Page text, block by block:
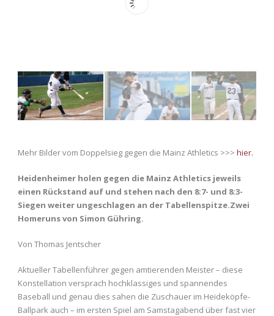
Mehr Bilder vom Doppelsieg gegen die Mainz Athletics >>> hier.
Heidenheimer holen gegen die Mainz Athletics jeweils
einen Rückstand auf und stehen nach den 8:7- und 8:3-
Siegen weiter ungeschlagen an der Tabellenspitze.Zwei
Homeruns von Simon Gühring.
Von Thomas Jentscher
Aktueller Tabellenführer gegen amtierenden Meister – diese
Konstellation versprach hochklassiges und spannendes
Baseball und genau dies sahen die Zuschauer im Heideköpfe-
Ballpark auch – im ersten Spiel am Samstagabend über fast vier